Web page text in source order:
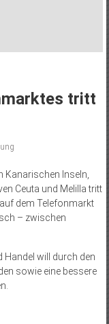
tritt
Kanarischen Inseln,
Ceuta und Melilla tritt
dem Telefonmarkt
– zwischen
will durch den
sowie eine bessere